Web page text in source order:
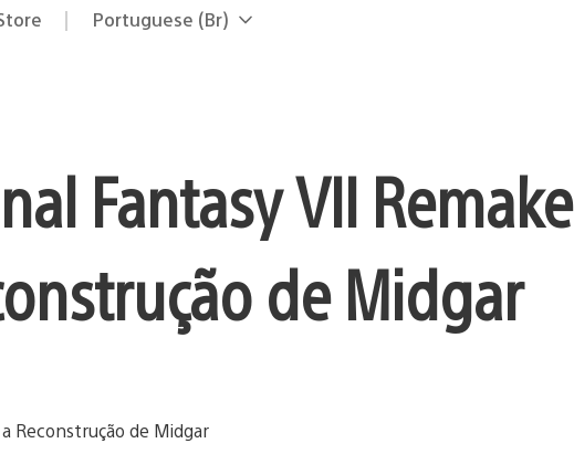
Selecione
Região
Portuguese (Br)
Fantasy VII Remake
de Midgar